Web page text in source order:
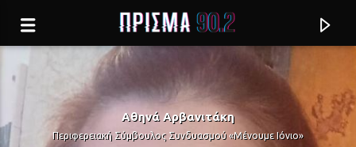
Αθηνά Αρβανιτάκη
Περιφερειακή Σύμβουλος Συνδυασμού «Μένουμε Ιόνιο»